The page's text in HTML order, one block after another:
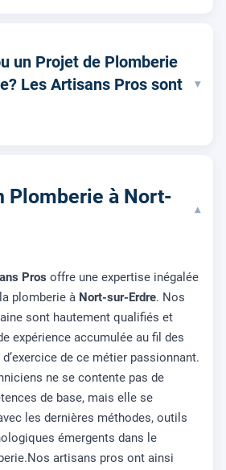
un Projet de Plomberie
Les Artisans Pros sont
▾
Plomberie à Nort-
▾
Pros offre une expertise inégalée
plomberie à Nort-sur-Erdre. Nos
sont hautement qualifiés et
expérience accumulée au fil des
de ce métier passionnant.
ne se contente pas de
de base, mais elle se
les dernières méthodes, outils
émergents dans le
artisans pros ont ainsi